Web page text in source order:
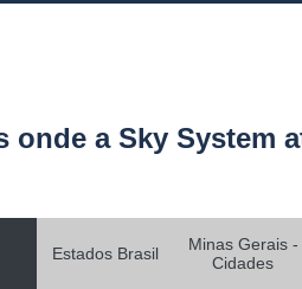
onde a Sky System
Estados Brasil
Minas Gerais -
Cidades